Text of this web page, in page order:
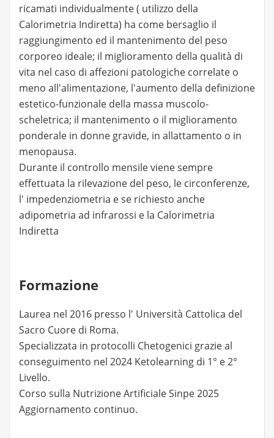
ricamati individualmente ( utilizzo della
Calorimetria Indiretta) ha come bersaglio il
raggiungimento ed il mantenimento del peso
corporeo ideale; il miglioramento della qualità di
vita nel caso di affezioni patologiche correlate o
meno all'alimentazione, l'aumento della definizione
estetico-funzionale della massa muscolo-
scheletrica; il mantenimento o il miglioramento
ponderale in donne gravide, in allattamento o in
menopausa.
Durante il controllo mensile viene sempre
effettuata la rilevazione del peso, le circonferenze,
l' impedenziometria e se richiesto anche
adipometria ad infrarossi e la Calorimetria
Indiretta
Formazione
Laurea nel 2016 presso l' Università Cattolica del
Sacro Cuore di Roma.
Specializzata in protocolli Chetogenici grazie al
conseguimento nel 2024 Ketolearning di 1° e 2°
Livello.
Corso sulla Nutrizione Artificiale Sinpe 2025
Aggiornamento continuo.